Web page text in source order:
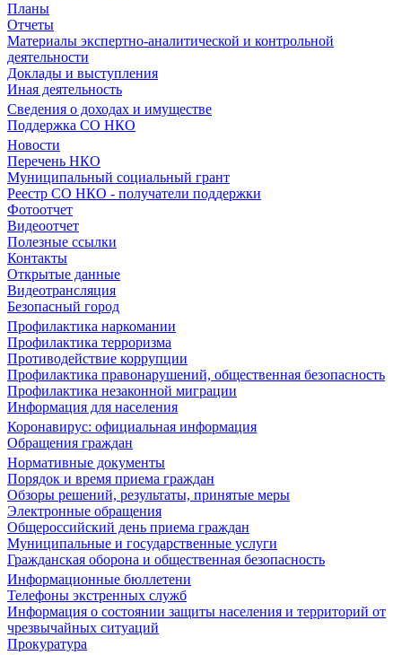
Планы
Отчеты
Материалы экспертно-аналитической и контрольной
деятельности
Доклады и выступления
Иная деятельность
Сведения о доходах и имуществе
Поддержка СО НКО
Новости
Перечень НКО
Муниципальный социальный грант
Реестр СО НКО - получатели поддержки
Фотоотчет
Видеоотчет
Полезные ссылки
Контакты
Открытые данные
Видеотрансляция
Безопасный город
Профилактика наркомании
Профилактика терроризма
Противодействие коррупции
Профилактика правонарушений, общественная безопасность
Профилактика незаконной миграции
Информация для населения
Коронавирус: официальная информация
Обращения граждан
Нормативные документы
Порядок и время приема граждан
Обзоры решений, результаты, принятые меры
Электронные обращения
Общероссийский день приема граждан
Муниципальные и государственные услуги
Гражданская оборона и общественная безопасность
Информационные бюллетени
Телефоны экстренных служб
Информация о состоянии защиты населения и территорий от
чрезвычайных ситуаций
Прокуратура